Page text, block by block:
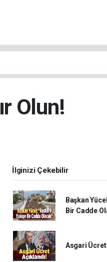
Olun!
İlginizi Çekebilir
Başkan
Bir Cadde
Asgari Ücret